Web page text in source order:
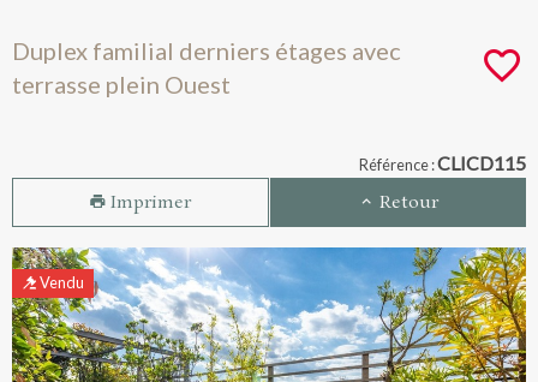
Duplex familial derniers étages avec
terrasse plein Ouest
Référence :CLICD115
Imprimer Retour
Vendu